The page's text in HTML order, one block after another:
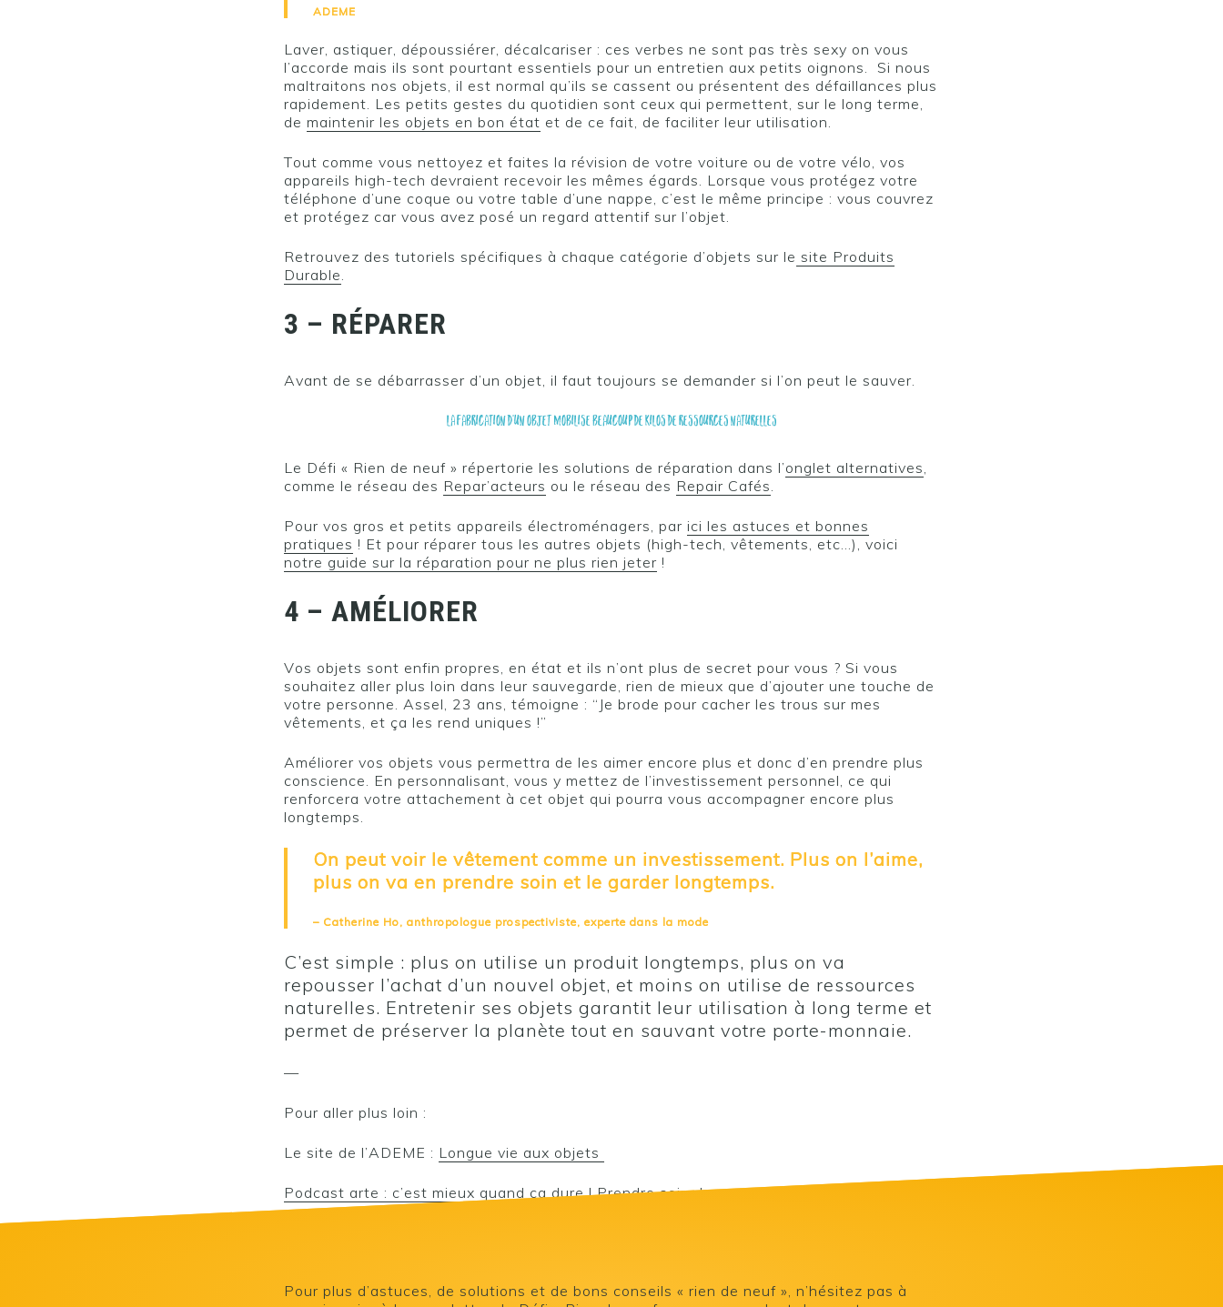
ADEME
Laver, astiquer, dépoussiérer, décalcariser : ces verbes ne sont pas très sexy on vous
l’accorde mais ils sont pourtant essentiels pour un entretien aux petits oignons. Si nous
maltraitons nos objets, il est normal qu’ils se cassent ou présentent des défaillances plus
rapidement. Les petits gestes du quotidien sont ceux qui permettent, sur le long terme,
de maintenir les objets en bon état et de ce fait, de faciliter leur utilisation.
Tout comme vous nettoyez et faites la révision de votre voiture ou de votre vélo, vos
appareils high-tech devraient recevoir les mêmes égards. Lorsque vous protégez votre
téléphone d’une coque ou votre table d’une nappe, c’est le même principe : vous couvrez
et protégez car vous avez posé un regard attentif sur l’objet.
Retrouvez des tutoriels spécifiques à chaque catégorie d’objets sur le site Produits
Durable.
3 – RÉPARER
Avant de se débarrasser d’un objet, il faut toujours se demander si l’on peut le sauver.
LA FABRICATION D’UN OBJET MOBILISE BEAUCOUP DE KILOS DE RESSOURCES NATURELLES
Le Défi « Rien de neuf » répertorie les solutions de réparation dans l’onglet alternatives,
comme le réseau des Repar’acteurs ou le réseau des Repair Cafés.
Pour vos gros et petits appareils électroménagers, par ici les astuces et bonnes
pratiques ! Et pour réparer tous les autres objets (high-tech, vêtements, etc…), voici
notre guide sur la réparation pour ne plus rien jeter !
4 – AMÉLIORER
Vos objets sont enfin propres, en état et ils n’ont plus de secret pour vous ? Si vous
souhaitez aller plus loin dans leur sauvegarde, rien de mieux que d’ajouter une touche de
votre personne. Assel, 23 ans, témoigne : “Je brode pour cacher les trous sur mes
vêtements, et ça les rend uniques !”
Améliorer vos objets vous permettra de les aimer encore plus et donc d’en prendre plus
conscience. En personnalisant, vous y mettez de l’investissement personnel, ce qui
renforcera votre attachement à cet objet qui pourra vous accompagner encore plus
longtemps.
On peut voir le vêtement comme un investissement. Plus on l’aime,
plus on va en prendre soin et le garder longtemps.
– Catherine Ho, anthropologue prospectiviste, experte dans la mode
C’est simple : plus on utilise un produit longtemps, plus on va
repousser l’achat d’un nouvel objet, et moins on utilise de ressources
naturelles. Entretenir ses objets garantit leur utilisation à long terme et
permet de préserver la planète tout en sauvant votre porte-monnaie.
—
Pour aller plus loin :
Le site de l’ADEME : Longue vie aux objets
Podcast arte : c’est mieux quand ça dure ! Prendre soin de ses objets
Pour plus d’astuces, de solutions et de bons conseils « rien de neuf », n’hésitez pas à